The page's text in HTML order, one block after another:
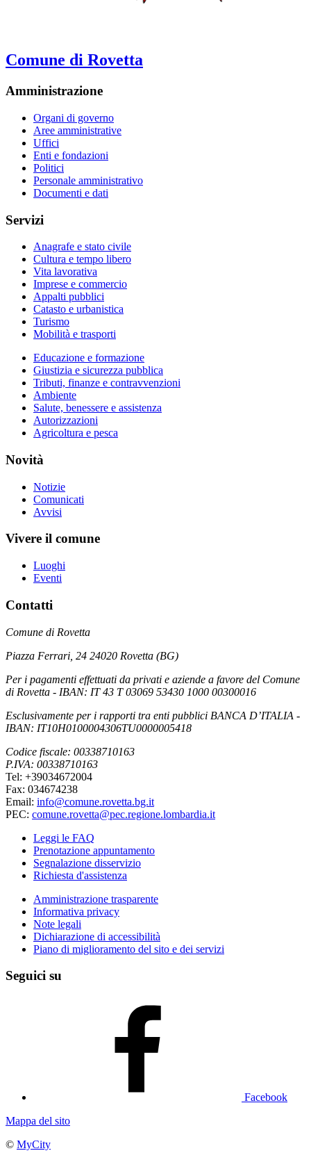
Comune di Rovetta
Amministrazione
Organi di governo
Aree amministrative
Uffici
Enti e fondazioni
Politici
Personale amministrativo
Documenti e dati
Servizi
Anagrafe e stato civile
Cultura e tempo libero
Vita lavorativa
Imprese e commercio
Appalti pubblici
Catasto e urbanistica
Turismo
Mobilità e trasporti
Educazione e formazione
Giustizia e sicurezza pubblica
Tributi, finanze e contravvenzioni
Ambiente
Salute, benessere e assistenza
Autorizzazioni
Agricoltura e pesca
Novità
Notizie
Comunicati
Avvisi
Vivere il comune
Luoghi
Eventi
Contatti
Comune di Rovetta
Piazza Ferrari, 24 24020 Rovetta (BG)
Per i pagamenti effettuati da privati e aziende a favore del Comune
di Rovetta - IBAN: IT 43 T 03069 53430 1000 00300016
Esclusivamente per i rapporti tra enti pubblici BANCA D’ITALIA -
IBAN: IT10H0100004306TU0000005418
Codice fiscale: 00338710163
P.IVA: 00338710163
Tel: +39034672004
Fax: 034674238
Email: info@comune.rovetta.bg.it
PEC: comune.rovetta@pec.regione.lombardia.it
Leggi le FAQ
Prenotazione appuntamento
Segnalazione disservizio
Richiesta d'assistenza
Amministrazione trasparente
Informativa privacy
Note legali
Dichiarazione di accessibilità
Piano di miglioramento del sito e dei servizi
Seguici su
Facebook
Mappa del sito
© MyCity